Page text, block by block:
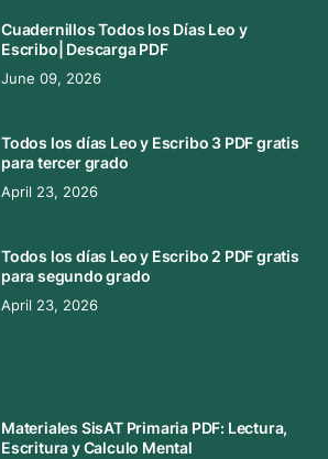
Cuadernillos Todos los Días Leo y
Escribo| Descarga PDF
June 09, 2026
Todos los días Leo y Escribo 3 PDF gratis
para tercer grado
April 23, 2026
Todos los días Leo y Escribo 2 PDF gratis
para segundo grado
April 23, 2026
Materiales SisAT Primaria PDF: Lectura,
Escritura y Calculo Mental